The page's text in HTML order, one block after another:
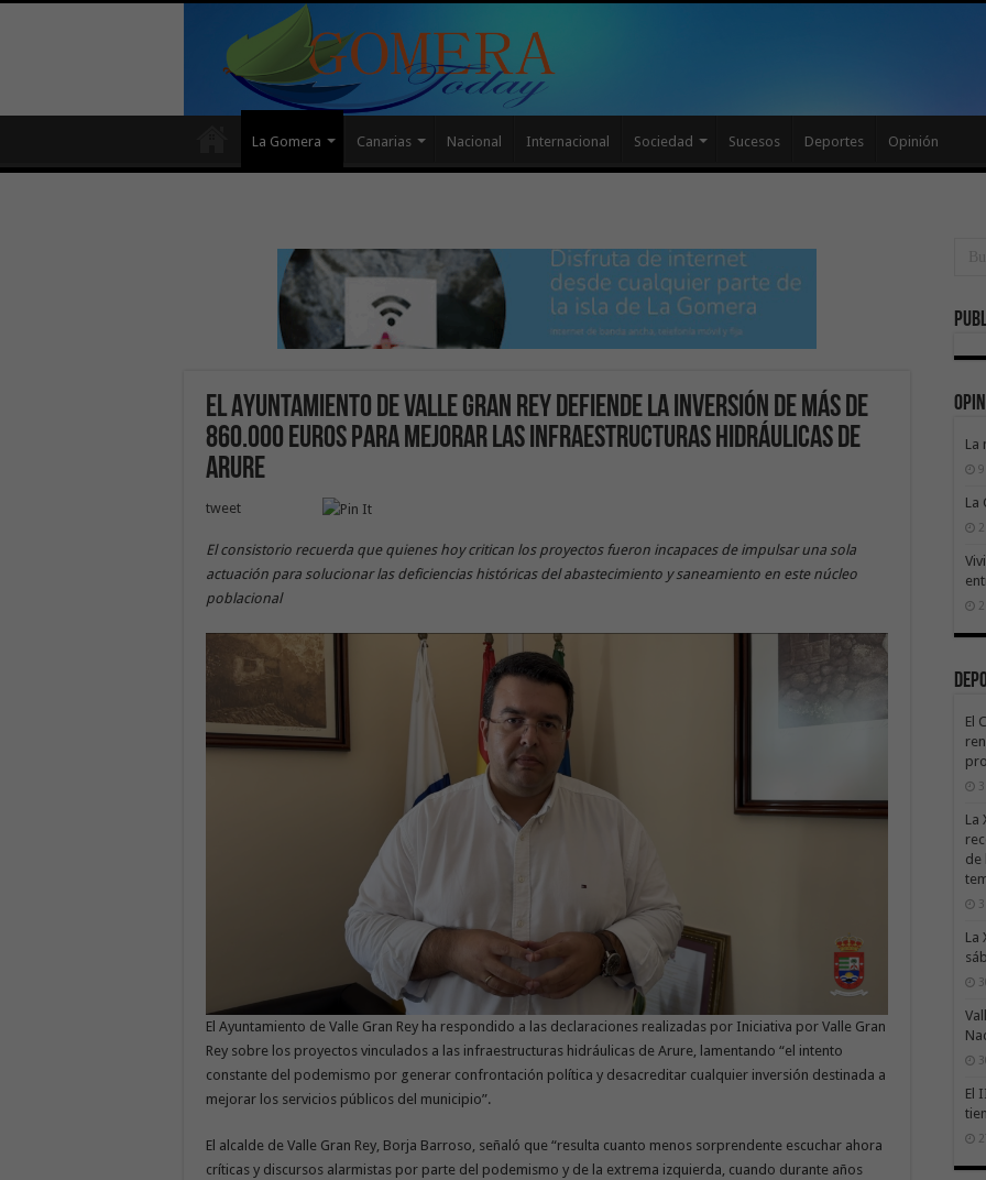
La Gomera Canarias Nacional Internacional Sociedad Sucesos Deportes Opinión
El Ayuntamiento de Valle Gran Rey defiende la inversión de más de
860.000 euros para mejorar las infraestructuras hidráulicas de
Arure
tweet
El consistorio recuerda que quienes hoy critican los proyectos fueron incapaces de impulsar una sola
actuación para solucionar las deficiencias históricas del abastecimiento y saneamiento en este núcleo
poblacional
El Ayuntamiento de Valle Gran Rey ha respondido a las declaraciones realizadas por Iniciativa por Valle Gran
Rey sobre los proyectos vinculados a las infraestructuras hidráulicas de Arure, lamentando “el intento
constante del podemismo por generar confrontación política y desacreditar cualquier inversión destinada a
mejorar los servicios públicos del municipio”.
El alcalde de Valle Gran Rey, Borja Barroso, señaló que “resulta cuanto menos sorprendente escuchar ahora
críticas y discursos alarmistas por parte del podemismo y de la extrema izquierda, cuando durante años
La
La
El
La
de
La
El